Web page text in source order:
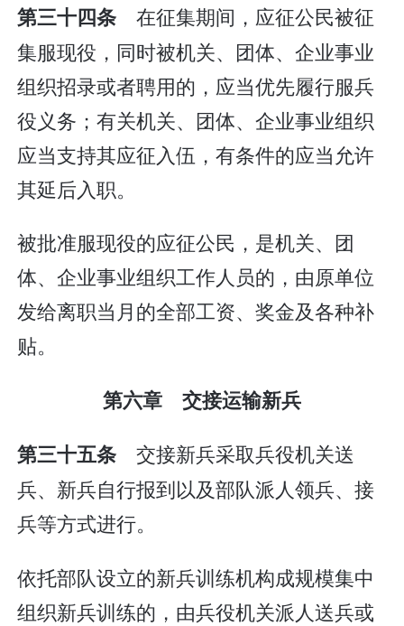
第三十四条 在征集期间，应征公民被征
集服现役，同时被机关、团体、企业事业
组织招录或者聘用的，应当优先履行服兵
役义务；有关机关、团体、企业事业组织
应当支持其应征入伍，有条件的应当允许
其延后入职。
被批准服现役的应征公民，是机关、团
体、企业事业组织工作人员的，由原单位
发给离职当月的全部工资、奖金及各种补
贴。
第六章 交接运输新兵
第三十五条 交接新兵采取兵役机关送
兵、新兵自行报到以及部队派人领兵、接
兵等方式进行。
依托部队设立的新兵训练机构成规模集中
组织新兵训练的，由兵役机关派人送兵或